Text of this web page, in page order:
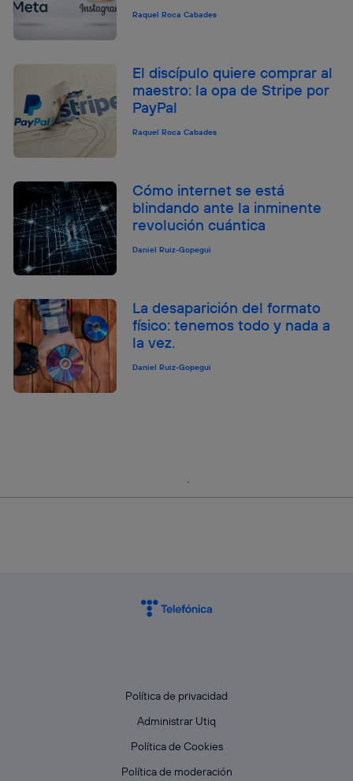
Raquel Roca Cabades
El discípulo quiere comprar al
maestro: la opa de Stripe por
PayPal
Raquel Roca Cabades
Cómo internet se está
blindando ante la inminente
revolución cuántica
Daniel Ruiz-Gopegui
La desaparición del formato
físico: tenemos todo y nada a
la vez.
Daniel Ruiz-Gopegui
Política de privacidad
Administrar Utiq
Política de Cookies
Política de moderación